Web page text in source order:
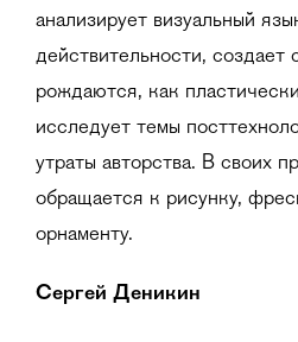
анализирует визуальный
действительности, создает
рождаются, как
исследует темы
утраты авторства. В своих
обращается к рисунку,
орнаменту.
Сергей Деникин